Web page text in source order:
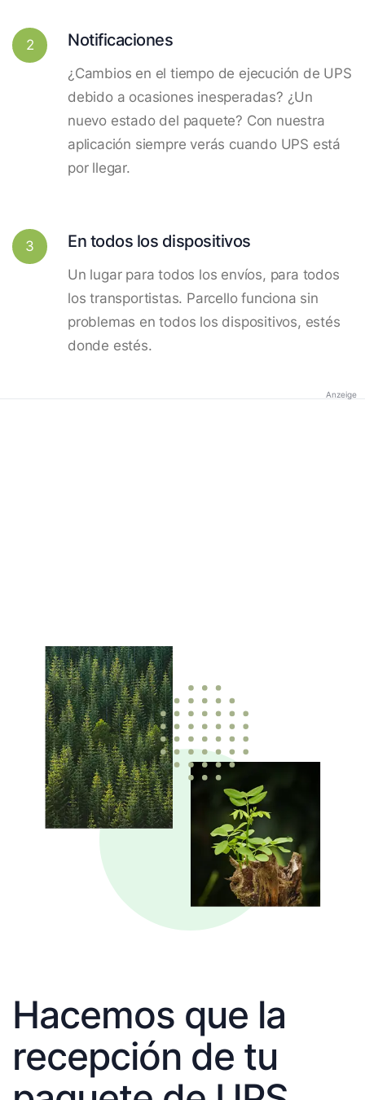
2 Notificaciones
¿Cambios en el tiempo de ejecución de UPS
debido a ocasiones inesperadas? ¿Un
nuevo estado del paquete? Con nuestra
aplicación siempre verás cuando UPS está
por llegar.
3 En todos los dispositivos
Un lugar para todos los envíos, para todos
los transportistas. Parcello funciona sin
problemas en todos los dispositivos, estés
donde estés.
Anzeige
Hacemos que la
recepción de tu